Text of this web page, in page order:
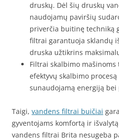
druskų. Dėl šių druskų
naudojamų paviršių
priverčia buitinę techniką
filtrai garantuoja sklandų
druska užtikrins
Filtrai skalbimo
efektyvų skalbimo
sunaudojamą energiją
Taigi, vandens filtrai buičiai
gyventojams komfortą ir
vandens filtrai Brita nesugeba